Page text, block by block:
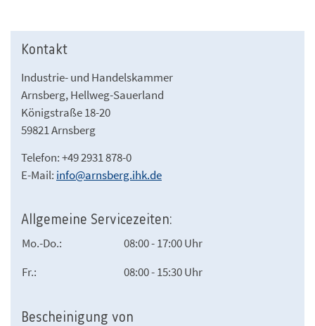
Kontakt
Industrie- und Handelskammer
Arnsberg, Hellweg-Sauerland
Königstraße 18-20
59821 Arnsberg
Telefon: +49 2931 878-0
E-Mail: info@arnsberg.ihk.de
Allgemeine Servicezeiten:
Mo.-Do.:
08:00 - 17:00 Uhr
Fr.:
08:00 - 15:30 Uhr
Bescheinigung von